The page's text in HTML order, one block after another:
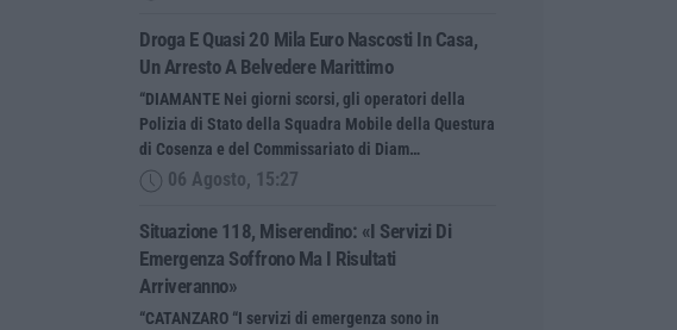
Droga E Quasi 20 Mila Euro Nascosti In Casa,
Un Arresto A Belvedere Marittimo
“DIAMANTE Nei giorni scorsi, gli operatori della
Polizia di Stato della Squadra Mobile della Questura
di Cosenza e del Commissariato di Diam…
06 Agosto, 15:27
Situazione 118, Miserendino: «I Servizi Di
Emergenza Soffrono Ma I Risultati
Arriveranno»
“CATANZARO “I servizi di emergenza sono in